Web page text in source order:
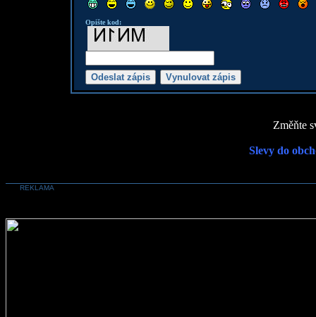
Opište kod:
Změňte
Slevy do
REKLAMA